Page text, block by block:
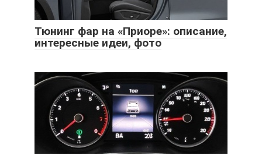
Тюнинг фар на «Приоре»: описание,
интересные идеи, фото